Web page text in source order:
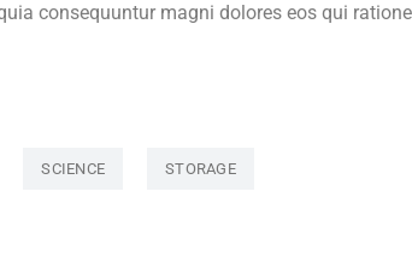
consequuntur magni dolores eos qui
SCIENCE STORAGE